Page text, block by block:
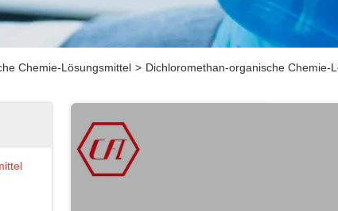
Chemie-Lösungsmittel > Dichloromethan-organische Chemie-